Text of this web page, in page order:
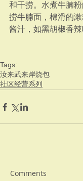
和干捞。水煮牛腩
捞牛腩面，棉滑的
酱汁，如黑胡椒香辣
Tags:
汝来武来岸烧包
社区经营系列
Comments